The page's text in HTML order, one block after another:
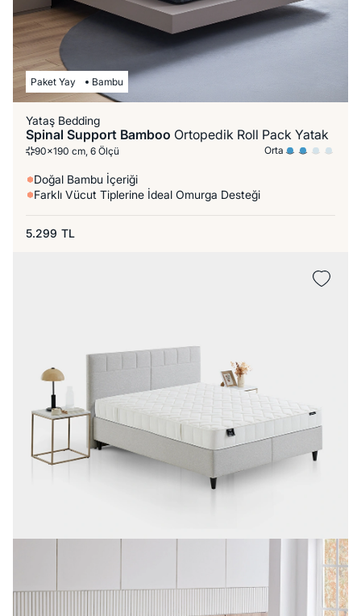
Paket Yay Bambu
Yataş Bedding
Spinal Support Bamboo Ortopedik Roll Pack Yatak
90x190 cm, 6 Ölçü Orta
Doğal Bambu İçeriği
Farklı Vücut Tiplerine İdeal Omurga Desteği
5.299 TL